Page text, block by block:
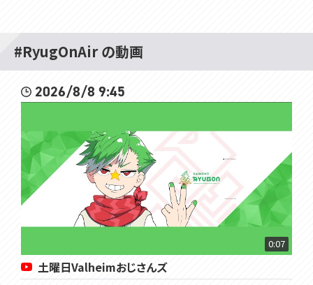
#RyugOnAir の動画
2026/8/8 9:45
0:07
土曜日Valheimおじさんズ